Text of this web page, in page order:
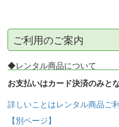
ご利用のご案内
◆レンタル商品について
お支払いはカード決済のみと
詳しいことはレンタル商品ご
【別ページ】